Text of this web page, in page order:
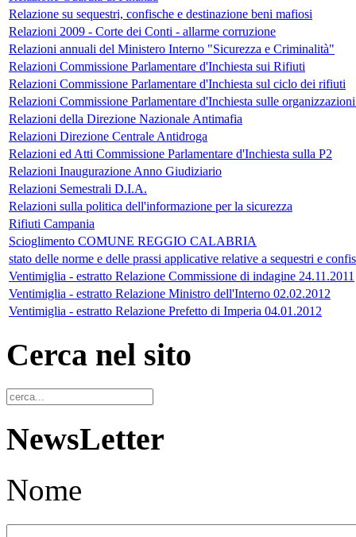
Relazione su sequestri, confische e destinazione beni mafiosi
Relazioni 2009 - Corte dei Conti - allarme corruzione
Relazioni annuali del Ministero Interno "Sicurezza e Criminalità"
Relazioni Commissione Parlamentare d'Inchiesta sui Rifiuti
Relazioni Commissione Parlamentare d'Inchiesta sul ciclo dei rifiuti
Relazioni Commissione Parlamentare d'Inchiesta sulle
Relazioni della Direzione Nazionale Antimafia
Relazioni Direzione Centrale Antidroga
Relazioni ed Atti Commissione Parlamentare d'Inchiesta sulla P2
Relazioni Inaugurazione Anno Giudiziario
Relazioni Semestrali D.I.A.
Relazioni sulla politica dell'informazione per la sicurezza
Rifiuti Campania
Scioglimento COMUNE REGGIO CALABRIA
stato delle norme e delle prassi applicative relative a sequestri e
Ventimiglia - estratto Relazione Commissione di indagine 24.11.2011
Ventimiglia - estratto Relazione Ministro dell'Interno 02.02.2012
Ventimiglia - estratto Relazione Prefetto di Imperia 04.01.2012
Cerca nel sito
NewsLetter
Nome